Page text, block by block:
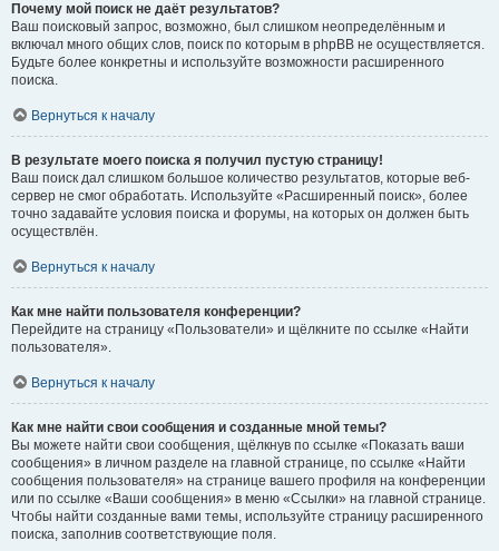
Почему мой поиск не даёт результатов?
Ваш поисковый запрос, возможно, был слишком неопределённым и
включал много общих слов, поиск по которым в phpBB не осуществляется.
Будьте более конкретны и используйте возможности расширенного
поиска.
Вернуться к началу
В результате моего поиска я получил пустую страницу!
Ваш поиск дал слишком большое количество результатов, которые веб-
сервер не смог обработать. Используйте «Расширенный поиск», более
точно задавайте условия поиска и форумы, на которых он должен быть
осуществлён.
Вернуться к началу
Как мне найти пользователя конференции?
Перейдите на страницу «Пользователи» и щёлкните по ссылке «Найти
пользователя».
Вернуться к началу
Как мне найти свои сообщения и созданные мной темы?
Вы можете найти свои сообщения, щёлкнув по ссылке «Показать ваши
сообщения» в личном разделе на главной странице, по ссылке «Найти
сообщения пользователя» на странице вашего профиля на конференции
или по ссылке «Ваши сообщения» в меню «Ссылки» на главной странице.
Чтобы найти созданные вами темы, используйте страницу расширенного
поиска, заполнив соответствующие поля.